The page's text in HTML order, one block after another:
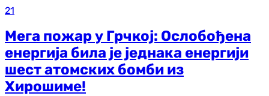
21
Мега пожар у Грчкој: Ослобођена
енергија била је једнака енергији
шест атомских бомби из
Хирошиме!